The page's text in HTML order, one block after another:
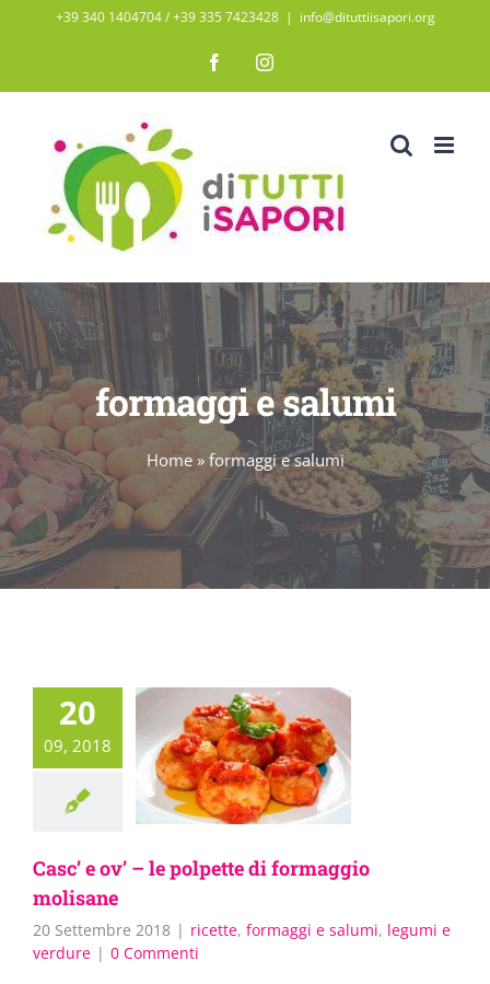
contenuto
+39 340 1404704 / ‭+39 335 7423428‬ | info@dituttiisapori.org
FacebookInstagram
formaggi e salumi
Home» formaggi e salumi
20
09, 2018
Casc’ e ov’ – le polpette di formaggio
molisane
20 Settembre 2018 | ricette, formaggi e salumi, legumi e
verdure | 0 Commenti